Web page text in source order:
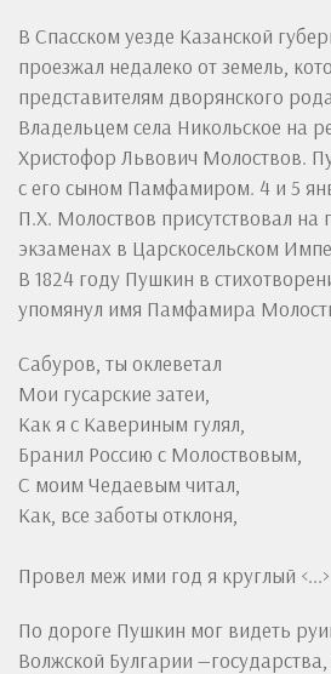
В Спасском уезде Казанской
проезжал недалеко от земель,
представителям дворянского
Владельцем села Никольское на
Христофор Львович Молоствов.
с его сыном Памфамиром. 4 и 5
П.Х. Молоствов присутствовал на
экзаменах в Царскосельском
В 1824 году Пушкин в
упомянул имя Памфамира
Сабуров, ты оклеветал
Мои гусарские затеи,
Как я с Кавериным гулял,
Бранил Россию с Молоствовым,
С моим Чедаевым читал,
Как, все заботы отклоня,
Провел меж ими год я круглый <...>
По дороге Пушкин мог видеть
Волжской Булгарии